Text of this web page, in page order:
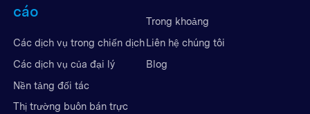
cáo
Các dịch vụ trong chiến dịch
Các dịch vụ của đại lý
Nền tảng đối tác
Thị trường buôn bán trực
Trong khoảng
Liên hệ chúng tôi
Blog